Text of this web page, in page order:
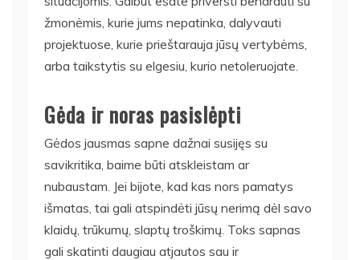
žmonėmis, kurie jums nepatinka, dalyvauti
projektuose, kurie prieštarauja jūsų vertybėms,
arba taikstytis su elgesiu, kurio netoleruojate.
Gėda ir noras pasislėpti
Gėdos jausmas sapne dažnai susijęs su
savikritika, baime būti atskleistam ar
nubaustam. Jei bijote, kad kas nors pamatys
išmatas, tai gali atspindėti jūsų nerimą dėl savo
klaidų, trūkumų, slaptų troškimų. Toks sapnas
gali skatinti daugiau atjautos sau ir